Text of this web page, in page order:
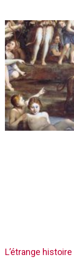
L’étrange